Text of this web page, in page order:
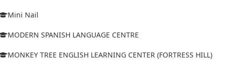
Mini Nail
MODERN SPANISH LANGUAGE CENTRE
MONKEY TREE ENGLISH LEARNING CENTER (FORTRESS HILL)